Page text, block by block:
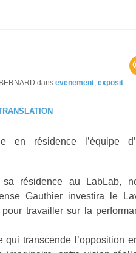
dans evenement, exposit
en résidence l’équipe
résidence au LabLab,
Gauthier investira le
travailler sur la
qui transcende l’opposition